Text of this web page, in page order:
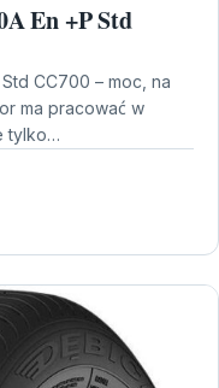
En +P Std
CC700 – moc, na
ma pracować w
tylko…